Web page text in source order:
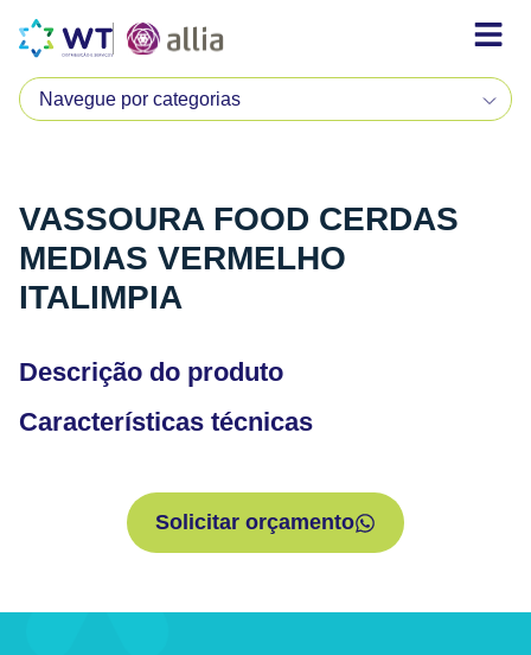
VASSOURA FOOD CERDAS
MEDIAS VERMELHO
ITALIMPIA
Descrição do produto
Características técnicas
Solicitar orçamento